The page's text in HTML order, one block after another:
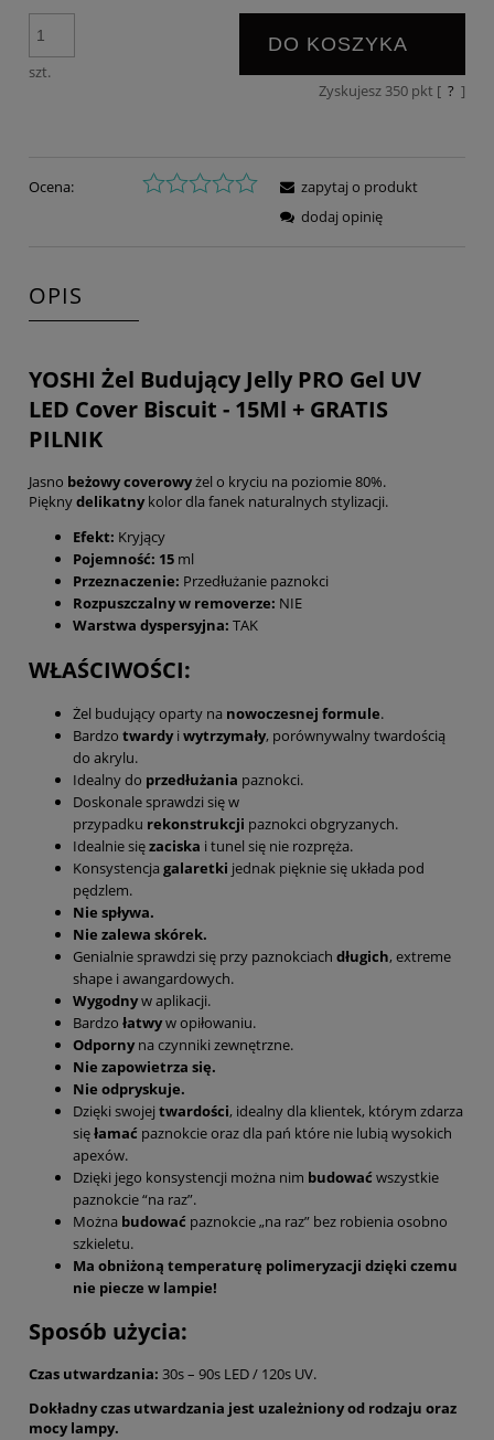
szt.
DO KOSZYKA
Zyskujesz 350pkt [ ? ]
Ocena:
zapytaj o produkt
dodaj opinię
OPIS
YOSHI Żel Budujący Jelly PRO Gel UV
LED Cover Biscuit - 15Ml + GRATIS
PILNIK
Jasno beżowycoverowyżel o kryciu na poziomie 80%.
Pięknydelikatnykolor dla fanek naturalnych stylizacji.
Efekt: Kryjący
Pojemność: 15 ml
Przeznaczenie: Przedłużanie paznokci
Rozpuszczalny w removerze: NIE
Warstwa dyspersyjna: TAK
WŁAŚCIWOŚCI:
Żel budujący oparty na nowoczesnej formule.
Bardzo twardyi wytrzymały, porównywalny twardością
do akrylu.
Idealny do przedłużania paznokci.
Doskonale sprawdzi się w
przypadku rekonstrukcji paznokci obgryzanych.
Idealnie sięzaciska i tunel się nie rozpręża.
Konsystencja galaretki jednak pięknie się układa pod
pędzlem.
Nie spływa.
Nie zalewa skórek.
Genialnie sprawdzi się przy paznokciach długich, extreme
shape i awangardowych.
Wygodnyw aplikacji.
Bardzo łatwyw opiłowaniu.
Odpornyna czynniki zewnętrzne.
Nie zapowietrza się.
Nie odpryskuje.
Dzięki swojej twardości, idealny dla klientek, którym zdarza
sięłamać paznokcie oraz dla pań które nie lubią wysokich
apexów.
Dzięki jego konsystencji można nim budować wszystkie
paznokcie “na raz”.
Można budować paznokcie „na raz” bez robienia osobno
szkieletu.
Ma obniżoną temperaturę polimeryzacji dzięki czemu
nie piecze w lampie!
Sposób użycia:
Czas utwardzania: 30s – 90s LED / 120s UV.
Dokładny czas utwardzania jest uzależniony od rodzaju oraz
mocy lampy.